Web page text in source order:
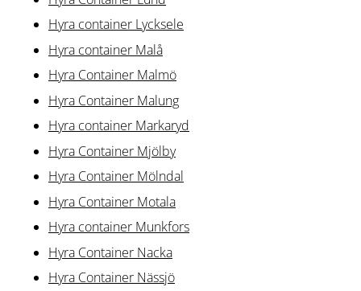
Hyra container Lycksele
Hyra container Malå
Hyra Container Malmö
Hyra Container Malung
Hyra container Markaryd
Hyra Container Mjölby
Hyra Container Mölndal
Hyra Container Motala
Hyra container Munkfors
Hyra Container Nacka
Hyra Container Nässjö